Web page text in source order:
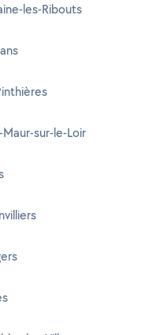
les-Ribouts
sur-le-Loir